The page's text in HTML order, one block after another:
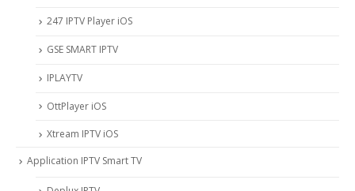
247 IPTV Player iOS
‎GSE SMART IPTV
IPLAYTV
OttPlayer iOS
Xtream IPTV iOS
Application IPTV Smart TV